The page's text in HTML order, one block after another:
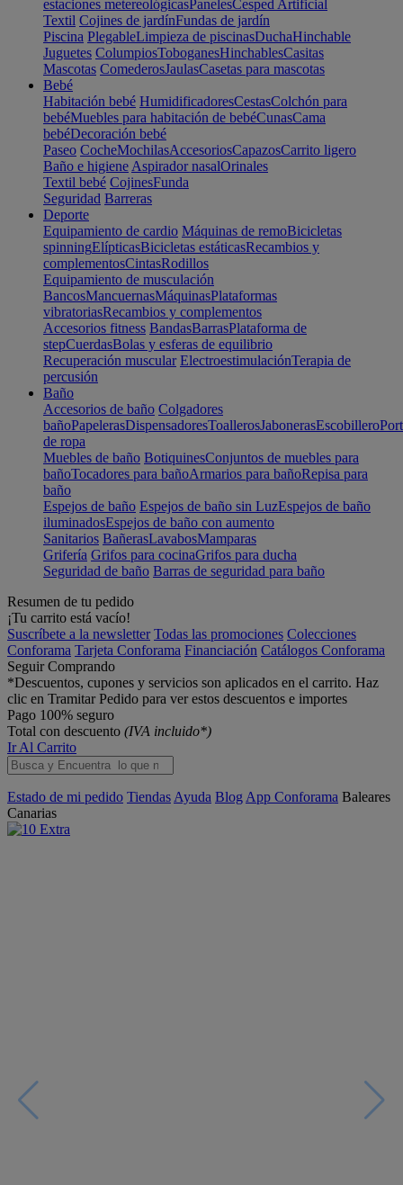
estaciones metereológicasPanelesCesped Artificial
Textil Cojines de jardínFundas de jardín
Piscina PlegableLimpieza de piscinasDuchaHinchable
Juguetes ColumpiosToboganesHinchablesCasitas
Mascotas ComederosJaulasCasetas para mascotas
Bebé
Habitación bebé HumidificadoresCestasColchón para
bebéMuebles para habitación de bebéCunasCama
bebéDecoración bebé
Paseo CocheMochilasAccesoriosCapazosCarrito ligero
Baño e higiene Aspirador nasalOrinales
Textil bebé CojinesFunda
Seguridad Barreras
Deporte
Equipamiento de cardio Máquinas de remoBicicletas
spinningElípticasBicicletas estáticasRecambios y
complementosCintasRodillos
Equipamiento de musculación
BancosMancuernasMáquinasPlataformas
vibratoriasRecambios y complementos
Accesorios fitness BandasBarrasPlataforma de
stepCuerdasBolas y esferas de equilibrio
Recuperación muscular ElectroestimulaciónTerapia de
percusión
Baño
Accesorios de baño Colgadores
bañoPapelerasDispensadoresToallerosJabonerasEscobillero
de ropa
Muebles de baño BotiquinesConjuntos de muebles para
bañoTocadores para bañoArmarios para bañoRepisa para
baño
Espejos de baño Espejos de baño sin LuzEspejos de baño
iluminadosEspejos de baño con aumento
Sanitarios BañerasLavabosMamparas
Grifería Grifos para cocinaGrifos para ducha
Seguridad de baño Barras de seguridad para baño
Resumen de tu pedido
¡Tu carrito está vacío!
Suscríbete a la newsletter Todas las promociones Colecciones
Conforama Tarjeta Conforama Financiación Catálogos Conforama
Seguir Comprando
*Descuentos, cupones y servicios son aplicados en el carrito. Haz
clic en Tramitar Pedido para ver estos descuentos e importes
Pago 100% seguro
Total con descuento (IVA incluido*)
Ir Al Carrito
Estado de mi pedido Tiendas Ayuda Blog App Conforama Baleares
Canarias